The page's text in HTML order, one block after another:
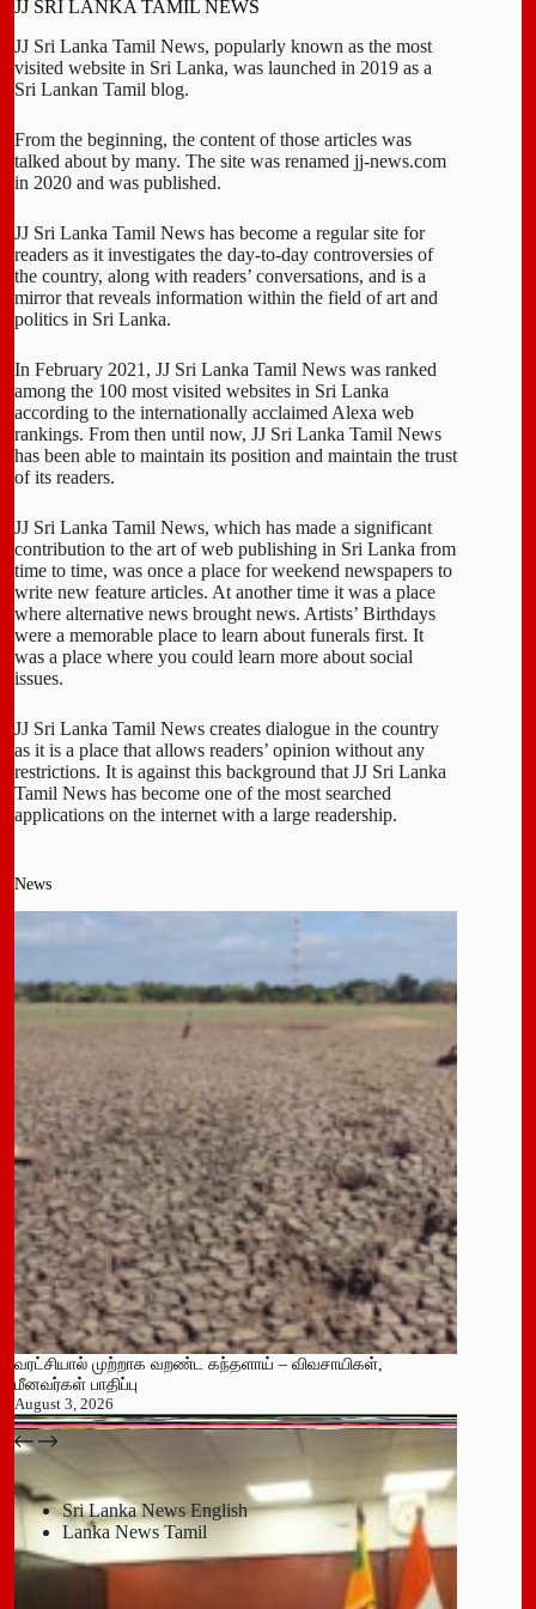
JJ SRI LANKA TAMIL NEWS
JJ Sri Lanka Tamil News, popularly known as the most
visited website in Sri Lanka, was launched in 2019 as a
Sri Lankan Tamil blog.
From the beginning, the content of those articles was
talked about by many. The site was renamed jj-news.com
in 2020 and was published.
JJ Sri Lanka Tamil News has become a regular site for
readers as it investigates the day-to-day controversies of
the country, along with readers’ conversations, and is a
mirror that reveals information within the field of art and
politics in Sri Lanka.
In February 2021, JJ Sri Lanka Tamil News was ranked
among the 100 most visited websites in Sri Lanka
according to the internationally acclaimed Alexa web
rankings. From then until now, JJ Sri Lanka Tamil News
has been able to maintain its position and maintain the trust
of its readers.
JJ Sri Lanka Tamil News, which has made a significant
contribution to the art of web publishing in Sri Lanka from
time to time, was once a place for weekend newspapers to
write new feature articles. At another time it was a place
where alternative news brought news. Artists’ Birthdays
were a memorable place to learn about funerals first. It
was a place where you could learn more about social
issues.
JJ Sri Lanka Tamil News creates dialogue in the country
as it is a place that allows readers’ opinion without any
restrictions. It is against this background that JJ Sri Lanka
Tamil News has become one of the most searched
applications on the internet with a large readership.
News
வரட்சியால் முற்றாக வறண்ட கந்தளாய் – விவசாயிகள்,
மீனவர்கள் பாதிப்பு
August 3, 2026
பதுளை மாநகர சபையின் NPP உறுப்பினர் திடீர் ராஜினாமா!
July 14, 2026
Sri Lanka News English
Lanka News Tamil